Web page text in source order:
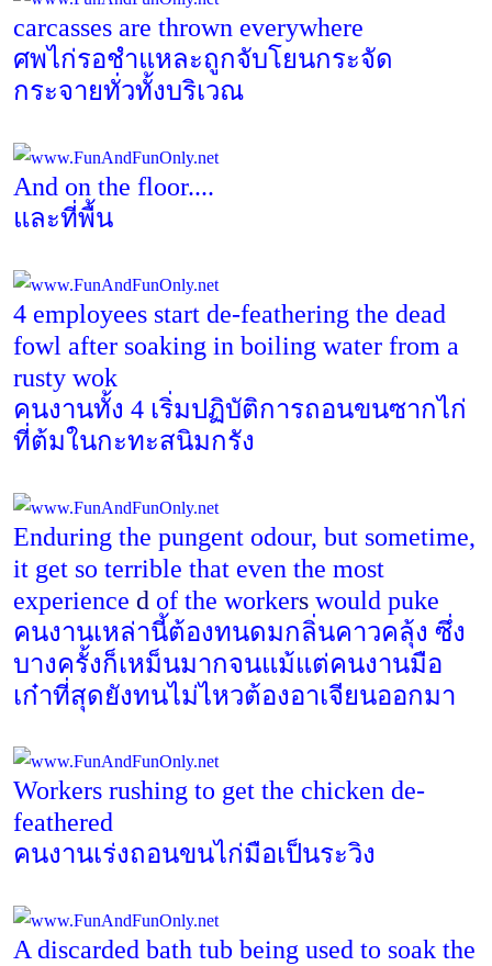
carcasses are thrown everywhere
ศพไก่รอชำแหละถูกจับโยนกระจัด
กระจายทั่วทั้งบริเวณ
And on the floor....
และที่พื้น
4 employees start de-feathering the dead
fowl after soaking in boiling water from a
rusty wok
คนงานทั้ง 4 เริ่มปฏิบัติการถอนขนซากไก่
ที่ต้มในกะทะสนิมกรัง
Enduring the pungent odour, but sometime,
it get so terrible that even the most
experience d of the workerswould puke
คนงานเหล่านี้ต้องทนดมกลิ่นคาวคลุ้ง ซึ่ง
บางครั้งก็เหม็นมากจนแม้แต่คนงานมือ
เก๋าที่สุดยังทนไม่ไหวต้องอาเจียนออกมา
Workers rushing to get the chicken de-
feathered
คนงานเร่งถอนขนไก่มือเป็นระวิง
A discarded bath tub being used to soak the